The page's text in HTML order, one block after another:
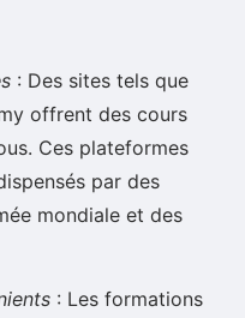
: Des sites tels que
offrent des cours
Ces plateformes
par des
mondiale et des
: Les formations